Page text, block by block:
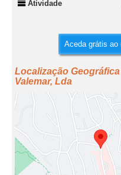
Atividade
Aceda grátis ao
Localização
Valemar, Lda